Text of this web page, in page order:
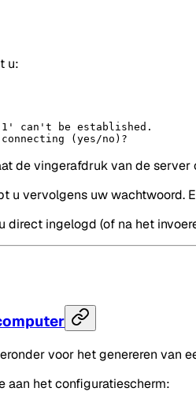
u:
can't be established.
(yes/no)?
de vingerafdruk van de
u vervolgens uw wachtwoord.
direct ingelogd (of na het
voor het genereren van
aan het configuratiescherm: